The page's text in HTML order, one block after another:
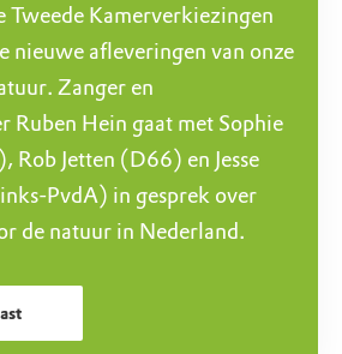
Tweede Kamerverkiezingen
nieuwe afleveringen van onze
Zanger en
Ruben Hein gaat met Sophie
Rob Jetten (D66) en Jesse
PvdA) in gesprek over
de natuur in Nederland.